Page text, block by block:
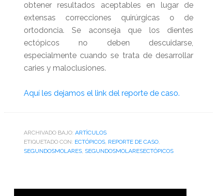
obtener resultados aceptables en lugar de
extensas correcciones quirúrgicas o de
ortodoncia. Se aconseja que los dientes
ectópicos no deben descuidarse,
especialmente cuando se trata de desarrollar
caries y maloclusiones.
Aquí les dejamos el link del reporte de caso.
ARCHIVADO BAJO: ARTÌCULOS
ETIQUETADO CON: ECTÓPICOS, REPORTE DE CASO,
SEGUNDOSMOLARES, SEGUNDOSMOLARESECTÓPICOS
Barra